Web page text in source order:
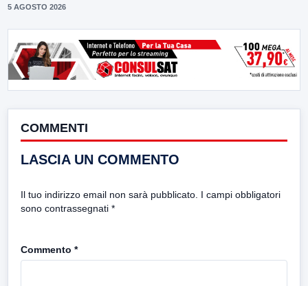
5 AGOSTO 2026
COMMENTI
LASCIA UN COMMENTO
Il tuo indirizzo email non sarà pubblicato. I campi obbligatori
sono contrassegnati *
Commento *